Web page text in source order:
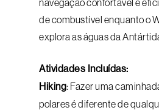
navegação confortável e
de combustível enquanto o
explora as águas da
Atividades Incluídas:
Hiking: Fazer uma
polares é diferente de